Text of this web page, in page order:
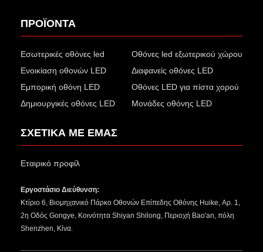
ΠΡΟΪΟΝΤΑ
Εσωτερικές οθόνες led
Οθόνες led εξωτερικού χώρου
Ενοικίαση οθονών LED
Διαφανείς οθόνες LED
Εμπορική οθόνη LED
Οθόνες LED για πίστα χορού
Δημιουργικές οθόνες LED
Μονάδες οθόνης LED
ΣΧΕΤΙΚΑ ΜΕ ΕΜΑΣ
Εταιρικό προφίλ
Εργοστάσιο Διεύθυνση:
Κτίριο 6, Βιομηχανικό Πάρκο Οθονών Επίπεδης Οθόνης Huike, Αρ. 1,
2η Οδός Gongye, Κοινότητα Shiyan Shilong, Περιοχή Bao'an, πόλη
Shenzhen, Κίνα.